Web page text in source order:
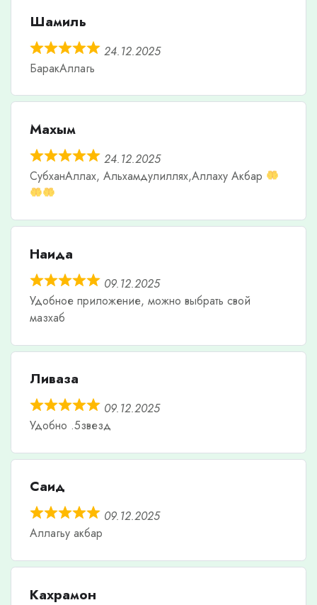
Шамиль
24.12.2025
БаракАллагь
Махым
24.12.2025
СубханАллах, Альхамдулиллях,Аллаху Акбар
Наида
09.12.2025
Удобное приложение, можно выбрать свой
мазхаб
Ливаза
09.12.2025
Удобно .5звезд
Саид
09.12.2025
Аллагьу акбар
Кахрамон